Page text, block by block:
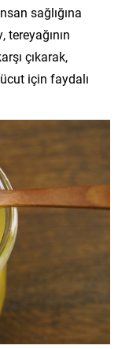
sağlığına
çıkarak,
için faydalı